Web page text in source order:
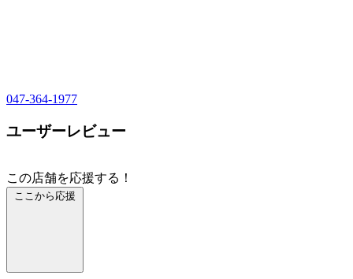
047-364-1977
ユーザーレビュー
この店舗を応援する！
ここから応援